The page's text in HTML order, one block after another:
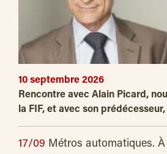
10 septembre 2026
Rencontre avec Alain Picard,
la FIF, et avec son
17/09 Métros automatiques.